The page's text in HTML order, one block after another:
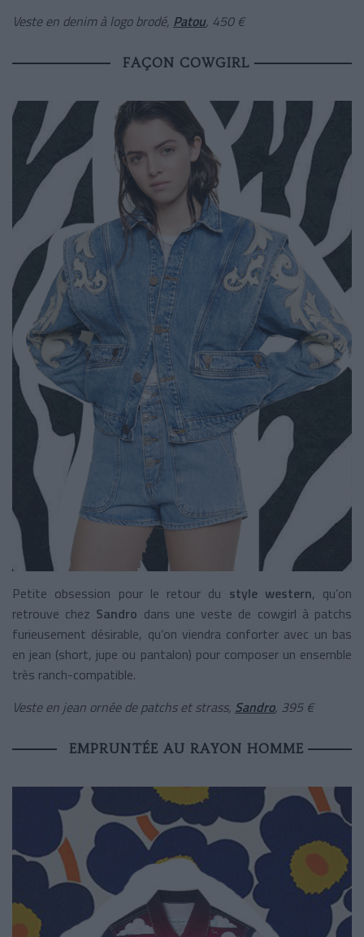
Veste en denim à logo brodé, Patou, 450 €
FAÇON COWGIRL
Petite obsession pour le retour du style western, qu’on
retrouve chez Sandro dans une veste de cowgirl à patchs
furieusement désirable, qu’on viendra conforter avec un bas
en jean (short, jupe ou pantalon) pour composer un ensemble
très ranch-compatible.
Veste en jean ornée de patchs et strass, Sandro, 395 €
EMPRUNTÉE AU RAYON HOMME